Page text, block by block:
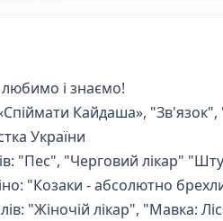
любимо і знаємо!
Кайдаша»,
України
"Пес", "Черговий лікар"
"Козаки - абсолютно
"Жіночій лікар", "Мавка: